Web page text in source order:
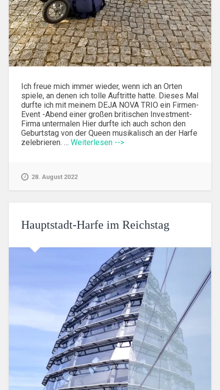
Ich freue mich immer wieder, wenn ich an Orten
spiele, an denen ich tolle Auftritte hatte. Dieses Mal
durfte ich mit meinem DEJA NOVA TRIO ein Firmen-
Event -Abend einer großen britischen Investment-
Firma untermalen Hier durfte ich auch schon den
Geburtstag von der Queen musikalisch an der Harfe
zelebrieren. … Weiterlesen -->
28. August 2022
Hauptstadt-Harfe im Reichstag